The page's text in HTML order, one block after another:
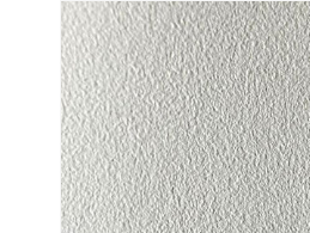
a
informação
do produto